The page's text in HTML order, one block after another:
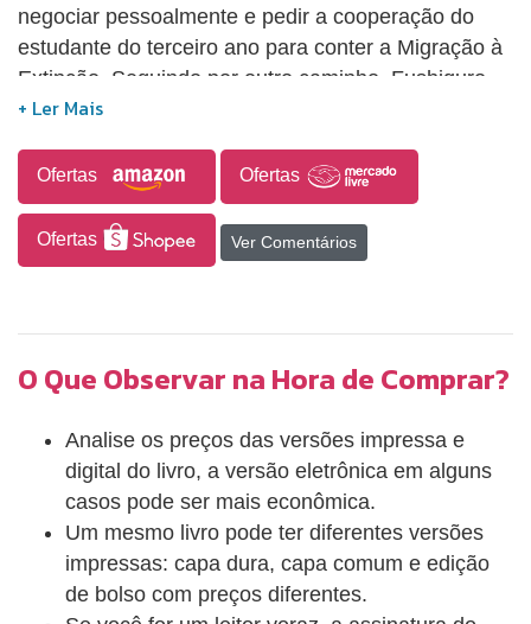
negociar pessoalmente e pedir a cooperação do
estudante do terceiro ano para conter a Migração à
Extinção. Seguindo por outro caminho, Fushiguro
se infiltra no local, mas o feitiço de um aliado de
Ofertas Ofertas
Ofertas Ver Comentários
O Que Observar na Hora de Comprar?
Analise os preços das versões impressa e
digital do livro, a versão eletrônica em alguns
casos pode ser mais econômica.
Um mesmo livro pode ter diferentes versões
impressas: capa dura, capa comum e edição
de bolso com preços diferentes.